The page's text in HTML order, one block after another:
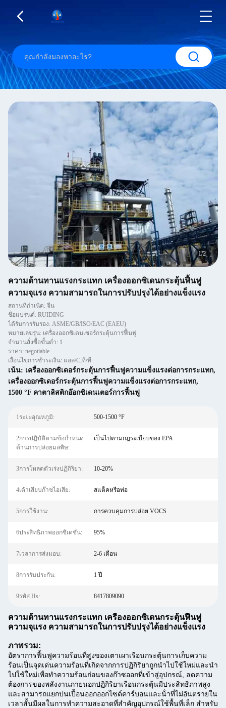
2/2
ความต้านทานแรงกระแทก เครื่องออกซิเดนกระตุ้นฟื้นฟู
ความจุแรง ความสามารถในการปรับปรุงได้อย่างแข็งแรง
สถานที่กำเนิด: จีน
ชื่อแบรนด์: RUIDING
ได้รับการรับรอง: ASME/GB/ISO/EAC (EAEU)
หมายเลขรุ่น: เครื่องออกซิเดนเซอร์กระตุ้นการฟื้นฟู
จำนวนสั่งซื้อขั้นต่ำ: 1
ราคา: negotiable
เงื่อนไขการชำระเงิน: แอล/C,ที/ที
เน้น: เครื่องออกซิเดอร์กระตุ้นการฟื้นฟูความแข็งแรงต่อการกระแทก,
เครื่องออกซิเดอร์กระตุ้นการฟื้นฟูความแข็งแรงต่อการกระแทก,
1500 °F คาตาลิสติกอ๊อกซิเดนเตอร์การฟื้นฟู
1ระยะอุณหภูมิ: 500-1500 °F
2การปฏิบัติตามข้อกำหนด
ด้านการปล่อยมลพิษ:
เป็นไปตามกฎระเบียบของ EPA
3การโหลดตัวเร่งปฏิกิริยา: 10-20%
4เต้าเสียบก๊าซไอเสีย: สแต็คหรือท่อ
5การใช้งาน: การควบคุมการปล่อย VOCS
6ประสิทธิภาพออกซิเดชั่น: 95%
7เวลาการส่งมอบ: 2-6 เดือน
8การรับประกัน: 1 ปี
9รหัส Hs: 8417809090
ความต้านทานแรงกระแทก เครื่องออกซิเดนกระตุ้นฟื้นฟู
ความจุแรง ความสามารถในการปรับปรุงได้อย่างแข็งแรง
ภาพรวม:
อัตราการฟื้นฟูความร้อนที่สูงของเตาเผาเรือนกระตุ้นการเก็บความ
ร้อนเป็นจุดเด่นความร้อนที่เกิดจากการปฏิกิริยาถูกนําไปใช้ใหม่และนํา
ไปใช้ใหม่เพื่อทําความร้อนก่อนของก๊าซออกที่เข้าสู่อุปกรณ์, ลดความ
ต้องการของพลังงานภายนอกปฏิกิริยาเรือนกระตุ้นมีประสิทธิภาพสูง
และสามารถแยกปนเปื้อนออกออกไซด์คาร์บอนและน้ําที่ไม่อันตรายใน
เวลาสั้นมีผลในการทําความสะอาดที่สําคัญอุปกรณ์ใช้พื้นที่เล็ก สําหรับ